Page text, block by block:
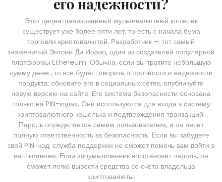
Этот децентрализованный мультивалютный кошелек
существует уже более пяти лет, то есть с начала бума
торговли криптовалютой. Разработчик — тот самый
знаменитый Энтони Ди Иорио, один из создателей популярной
платформы Ethereum. Обычно, если вы тратите небольшую
сумму денег, то все будет говорить о прочности и надежности
продукта: обновите его в социальных сетях, опубликуйте
новую версию на сайте. Его система безопасности основана
только на PIN-кодах. Они используются для входа в систему
криптовалютного кошелька и подтверждения транзакций.
Пароль определяется самим пользователем, и он несет
полную ответственность за безопасность. Если вы забудете
свой PIN-код, служба поддержки не сможет помочь вам войти в
ваш кошелек. Если злоумышленник восстановит пароль, он
сможет легко вывести средства со счета владельца
криптовалюты.